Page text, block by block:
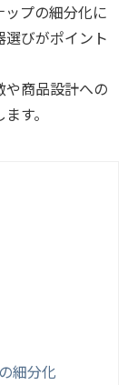
プの細分化に
びがポイント
商品設計への
す。
細分化